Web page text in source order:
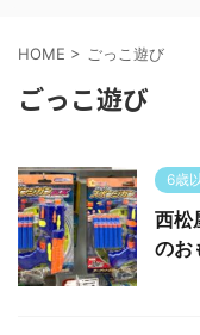
HOME > ごっこ遊び
ごっこ遊び
6歳
西松
のお